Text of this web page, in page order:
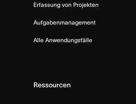
Erfassung von Projekten
Aufgabenmanagement
Alle Anwendungsfälle
Ressourcen